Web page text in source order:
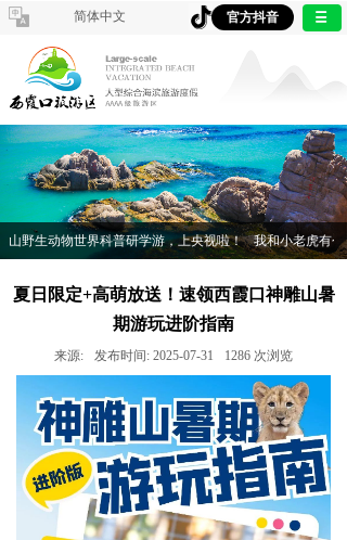
简体中文 官方抖音
野生动物世界科普研学游，上央视啦！ 我和小老虎有个
夏日限定+高萌放送！速领西霞口神雕山暑
期游玩进阶指南
来源: 发布时间: 2025-07-31 1286 次浏览